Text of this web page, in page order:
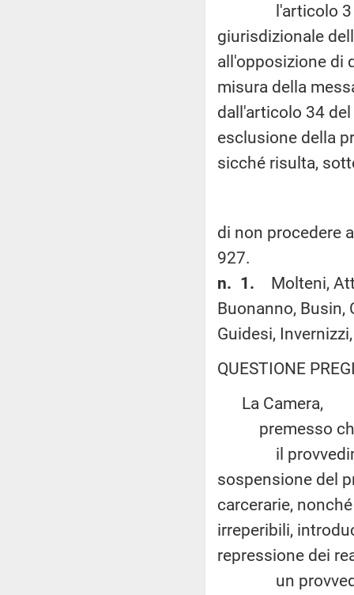
l'articolo 3
giurisdizionale
all'opposizione di
misura della
dall'articolo 34
esclusione della
sicché risulta,
di non procedere
927.
n. 1. Molteni,
Buonanno, Busin,
Guidesi,
QUESTIONE
La Camera,
premesso
il
sospensione del
carcerarie,
irreperibili,
repressione dei
un